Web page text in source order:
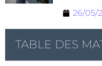
26/05/
TABLE DES